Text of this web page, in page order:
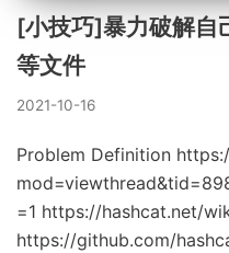
[小技巧]暴力破解
等文件
2021-10-16
Problem Definition
=1 https://hashcat.net/
https://github.com/